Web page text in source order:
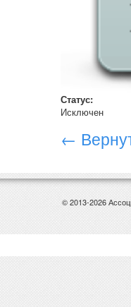
Статус:
Исключен
←
© 2013-2026